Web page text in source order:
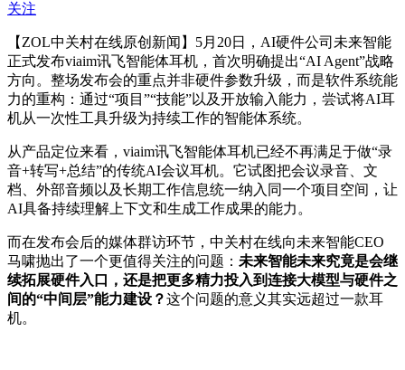
关注
【ZOL中关村在线原创新闻】5月20日，AI硬件公司未来智能
正式发布viaim讯飞智能体耳机，首次明确提出“AI Agent”战略
方向。整场发布会的重点并非硬件参数升级，而是软件系统能
力的重构：通过“项目”“技能”以及开放输入能力，尝试将AI耳
机从一次性工具升级为持续工作的智能体系统。
从产品定位来看，viaim讯飞智能体耳机已经不再满足于做“录
音+转写+总结”的传统AI会议耳机。它试图把会议录音、文
档、外部音频以及长期工作信息统一纳入同一个项目空间，让
AI具备持续理解上下文和生成工作成果的能力。
而在发布会后的媒体群访环节，中关村在线向未来智能CEO
马啸抛出了一个更值得关注的问题： 未来智能未来究竟是会继
续拓展硬件入口，还是把更多精力投入到连接大模型与硬件之
间的“中间层”能力建设？这个问题的意义其实远超过一款耳
机。